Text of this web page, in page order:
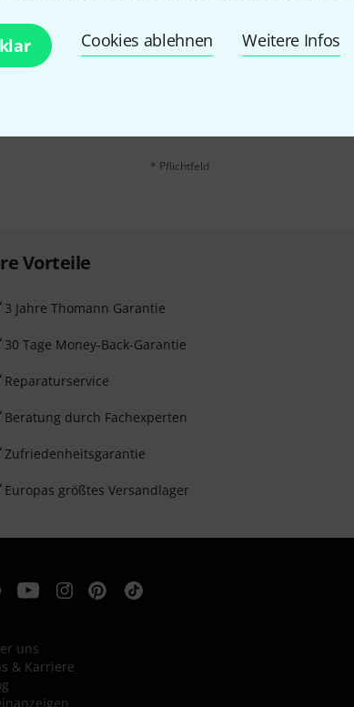
Cookies ablehnen Weitere Infos
mit etwas Glück
E-Mail-Adresse*
* Pflichtfeld
Vorteile
3 Jahre Thomann Garantie
30 Tage Money-Back-Garantie
Reparaturservice
Beratung durch Fachexperten
Zufriedenheitsgarantie
Europas größtes Versandlager
uns
& Karriere